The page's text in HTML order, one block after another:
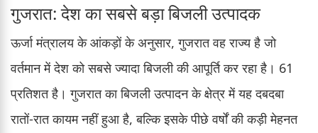
गुजरात: देश का सबसे बड़ा बिजली उत्पादक
ऊर्जा मंत्रालय के आंकड़ों के अनुसार, गुजरात वह राज्य है जो
वर्तमान में देश को सबसे ज्यादा बिजली की आपूर्ति कर रहा है। 61
प्रतिशत है। गुजरात का बिजली उत्पादन के क्षेत्र में यह दबदबा
रातों-रात कायम नहीं हुआ है, बल्कि इसके पीछे वर्षों की कड़ी मेहनत